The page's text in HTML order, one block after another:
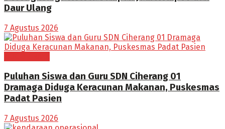
Daur Ulang
7 Agustus 2026
Puluhan Siswa dan Guru SDN Ciherang 01
Dramaga Diduga Keracunan Makanan, Puskesmas
Padat Pasien
7 Agustus 2026